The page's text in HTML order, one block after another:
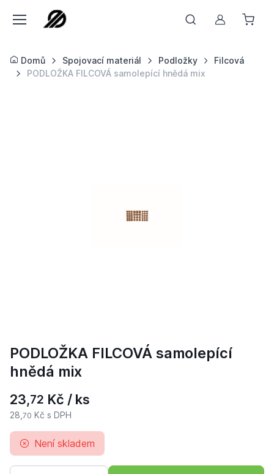
Můj účet
Domů Spojovací materiál Podložky
Filcová
PODLOŽKA FILCOVÁ samolepící hnědá mix
PODLOŽKA FILCOVÁ samolepící
hnědá mix
23,72 Kč / ks
28, 70 Kč s DPH
Není skladem